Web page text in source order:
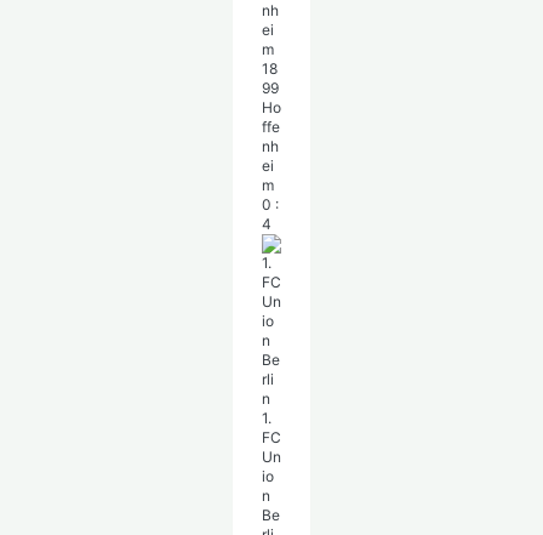
18
99
Ho
ffe
nh
ei
m
0 :
4
1.
FC
Un
io
n
Be